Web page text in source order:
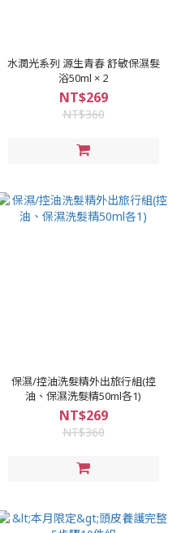
水潤光系列 源生青春 舒敏保濕髮
浴50ml × 2
NT$269
NT$360
保濕/控油洗髮精外出旅行組(控
油、保濕洗髮精50ml各1)
NT$269
NT$360